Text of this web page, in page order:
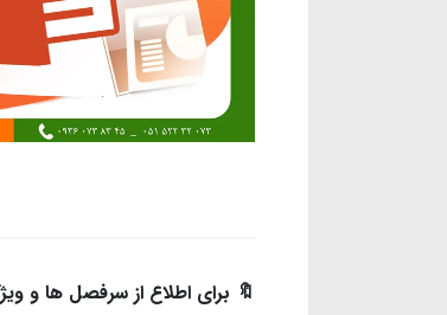
🔖 برای اطلاع از سرفصل ها و